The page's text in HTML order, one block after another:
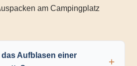
am Campingplatz
Aufblasen einer